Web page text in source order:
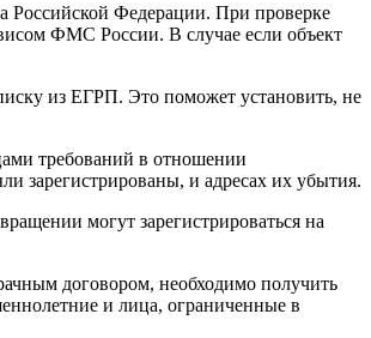
Российской Федерации. При проверке
ФМС России. В случае если объект
из ЕГРП. Это поможет установить, не
требований в отношении
зарегистрированы, и адресах их убытия.
могут зарегистрироваться на
договором, необходимо получить
и лица, ограниченные в